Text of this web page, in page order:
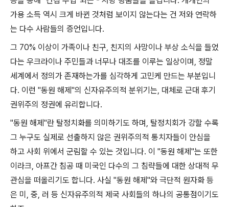
가용 소득 역시 크게 바뀐 것처럼 보이지 않는다는 건 저와 연락하
는 다수 사람들의 증언입니다.
그 70% 이상이 가족이나 친구, 친지의 사망이나 부상 소식을 들었
다는 우크라이나 주민들과 너무나 대조를 이루는 일상이며, 정말
세계에서 정의가 존재하는가를 심각하게 고민케 만드는 부분입니
다. 이런 "동원 해제 "의 신자유주의적 분위기는, 대체로 근대 후기
권위주의 정권에 유리합니다.
"동원 해제 "란 탈정치화를 의미하기도 하며, 탈정치회가 강할 수록
그 누구도 실제로 선출하지 않은 권위주의적 통치자들이 안심을
하고 사회 위에서 군림할 수 있는 것입니다. 이 "동원 해제 "는 또한
이라크, 아프간 침공 때 미국인 다수의 그 침략들에 대한 상대적 무
관심을 떠올리기도 합니다. 사실 "동원 해제 "와 극단적 원자화 등
은 미 , 중, 러 등 신자유주의적 제국 사회들의 하나의 공통점이기도